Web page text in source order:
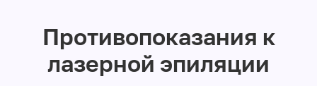
Противопоказания к
лазерной эпиляции